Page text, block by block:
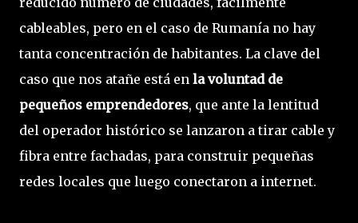
cableables, pero en el caso de Rumanía no hay
tanta concentración de habitantes. La clave del
caso que nos atañe está en la voluntad de
pequeños emprendedores, que ante la lentitud
del operador histórico se lanzaron a tirar cable y
fibra entre fachadas, para construir pequeñas
redes locales que luego conectaron a internet.